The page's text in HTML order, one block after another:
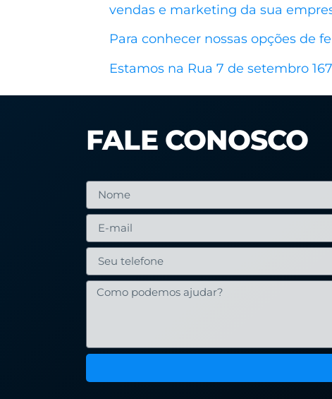
vendas e marketing da sua
Para conhecer nossas opções de
Estamos na Rua 7 de setembro
FALE CONOSCO